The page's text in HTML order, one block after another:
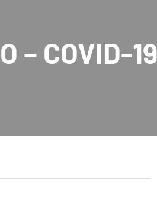
D’HABILETÉS
SPÉCIAUX
PROJET « NON AU
– COVID-19